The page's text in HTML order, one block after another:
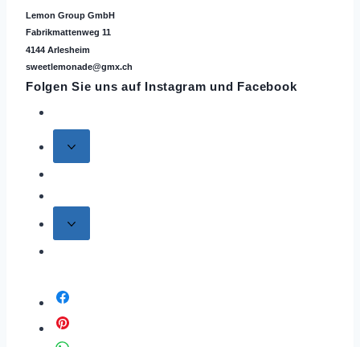
Lemon Group GmbH
Fabrikmattenweg 11
4144 Arlesheim
sweetlemonade@gmx.ch
Folgen Sie uns auf Instagram und Facebook